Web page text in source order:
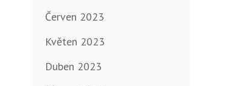
Červen 2023
Květen 2023
Duben 2023